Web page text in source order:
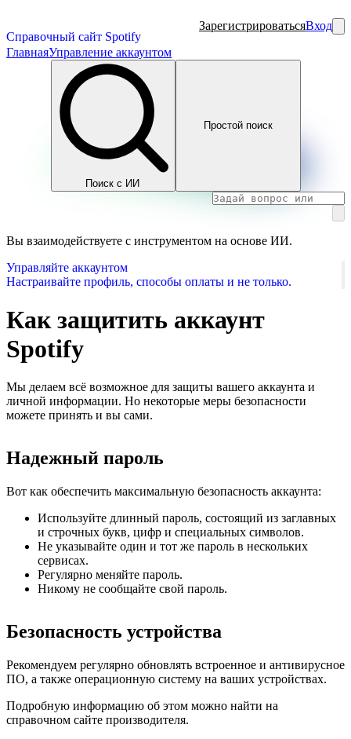
Справочный сайт Spotify
ЗарегистрироватьсяВход
ГлавнаяУправление аккаунтом
Поиск с ИИ
Простой поиск
Вы взаимодействуете с инструментом на основе ИИ.
Управляйте аккаунтом
Настраивайте профиль, способы оплаты и не только.
Как защитить аккаунт
Spotify
Мы делаем всё возможное для защиты вашего аккаунта и
личной информации. Но некоторые меры безопасности
можете принять и вы сами.
Надежный пароль
Вот как обеспечить максимальную безопасность аккаунта:
Используйте длинный пароль, состоящий из заглавных
и строчных букв, цифр и специальных символов.
Не указывайте один и тот же пароль в нескольких
сервисах.
Регулярно меняйте пароль.
Никому не сообщайте свой пароль.
Безопасность устройства
Рекомендуем регулярно обновлять встроенное и антивирусное
ПО, а также операционную систему на ваших устройствах.
Подробную информацию об этом можно найти на
справочном сайте производителя.